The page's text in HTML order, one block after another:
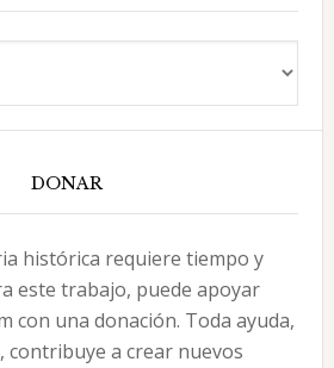
DONAR
histórica requiere tiempo y
este trabajo, puede apoyar
con una donación. Toda ayuda,
contribuye a crear nuevos